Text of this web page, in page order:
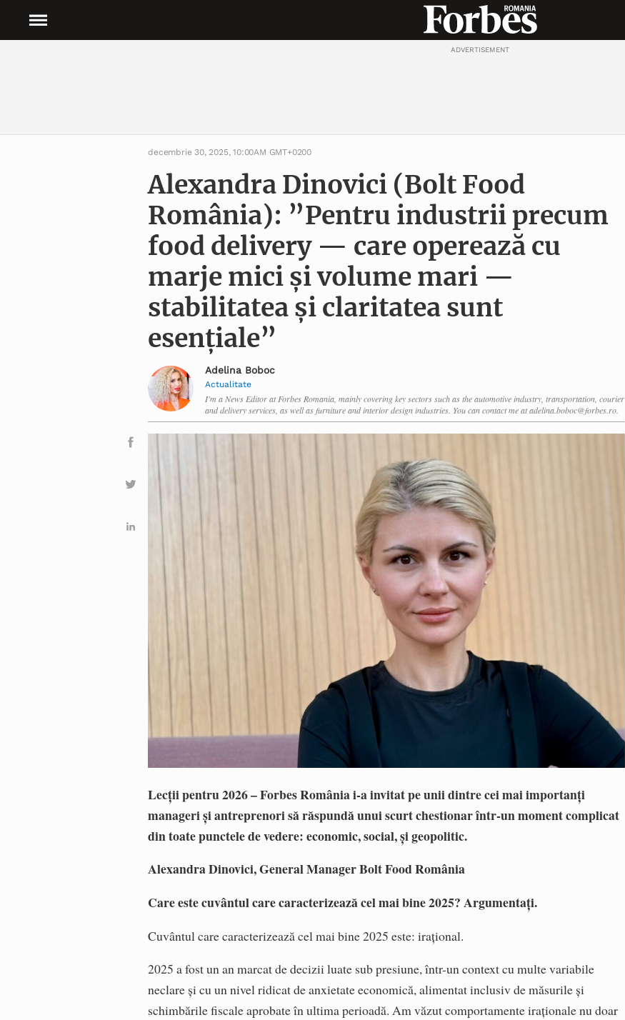
ADVERTISEMENT
decembrie 30, 2025, 10:00AM GMT+0200
Alexandra Dinovici (Bolt Food
România): ”Pentru industrii precum
food delivery — care operează cu
marje mici și volume mari —
stabilitatea și claritatea sunt
esențiale”
Adelina Boboc
Actualitate
I'm a News Editor at Forbes Romania, mainly covering key sectors such as the automotive industry, transportation, courier
and delivery services, as well as furniture and interior design industries. You can contact me at adelina.boboc@forbes.ro.
Lecții pentru 2026 – Forbes România i-a invitat pe unii dintre cei mai importanți
manageri și antreprenori să răspundă unui scurt chestionar într-un moment complicat
din toate punctele de vedere: economic, social, și geopolitic.
Alexandra Dinovici, General Manager Bolt Food România
Care este cuvântul care caracterizează cel mai bine 2025? Argumentați.
Cuvântul care caracterizează cel mai bine 2025 este: irațional.
2025 a fost un an marcat de decizii luate sub presiune, într-un context cu multe variabile
neclare și cu un nivel ridicat de anxietate economică, alimentat inclusiv de măsurile și
schimbările fiscale aprobate în ultima perioadă. Am văzut comportamente iraționale nu doar